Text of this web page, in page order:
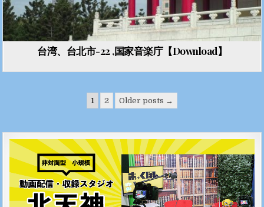
台湾、台北市-22 ,国家音楽庁【Download】
投稿のページ送り
1 2 Older posts →